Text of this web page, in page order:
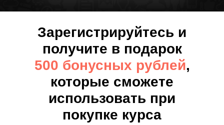
Зарегистрируйтесь и
получите в подарок
500 бонусных рублей,
которые сможете
использовать при
покупке курса